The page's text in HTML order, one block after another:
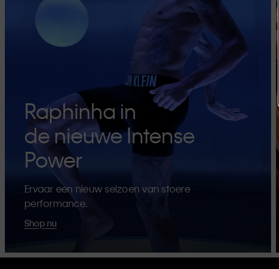
Raphinha in
de nieuwe Intense
Power
Ervaar een nieuw seizoen van stoere
performance.
Shop nu